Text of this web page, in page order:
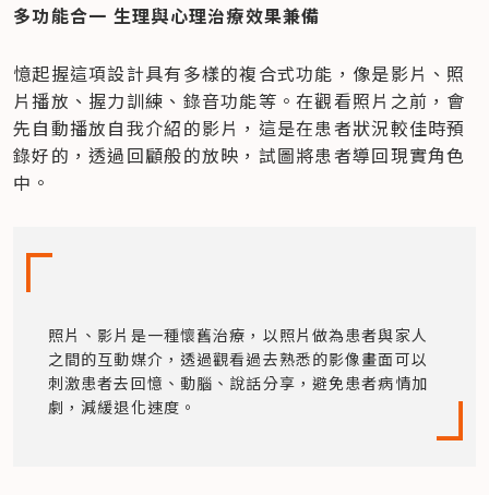
多功能合一 生理與心理治療效果兼備
憶起握這項設計具有多樣的複合式功能，像是影片、照
片播放、握力訓練、錄音功能等。在觀看照片之前，會
先自動播放自我介紹的影片，這是在患者狀況較佳時預
錄好的，透過回顧般的放映，試圖將患者導回現實角色
中。
照片、影片是一種懷舊治療，以照片做為患者與家人
之間的互動媒介，透過觀看過去熟悉的影像畫面可以
刺激患者去回憶、動腦、說話分享，避免患者病情加
劇，減緩退化速度。